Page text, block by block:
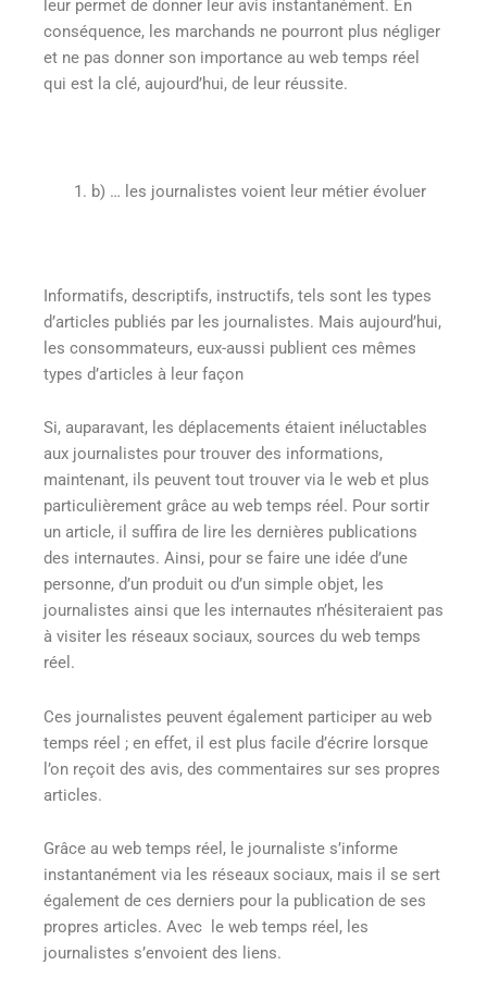
leur permet de donner leur avis instantanément. En
conséquence, les marchands ne pourront plus négliger
et ne pas donner son importance au web temps réel
qui est la clé, aujourd’hui, de leur réussite.
b) … les journalistes voient leur métier évoluer
Informatifs, descriptifs, instructifs, tels sont les types
d’articles publiés par les journalistes. Mais aujourd’hui,
les consommateurs, eux-aussi publient ces mêmes
types d’articles à leur façon
Si, auparavant, les déplacements étaient inéluctables
aux journalistes pour trouver des informations,
maintenant, ils peuvent tout trouver via le web et plus
particulièrement grâce au web temps réel. Pour sortir
un article, il suffira de lire les dernières publications
des internautes. Ainsi, pour se faire une idée d’une
personne, d’un produit ou d’un simple objet, les
journalistes ainsi que les internautes n’hésiteraient pas
à visiter les réseaux sociaux, sources du web temps
réel.
Ces journalistes peuvent également participer au web
temps réel ; en effet, il est plus facile d’écrire lorsque
l’on reçoit des avis, des commentaires sur ses propres
articles.
Grâce au web temps réel, le journaliste s’informe
instantanément via les réseaux sociaux, mais il se sert
également de ces derniers pour la publication de ses
propres articles. Avec le web temps réel, les
journalistes s’envoient des liens.